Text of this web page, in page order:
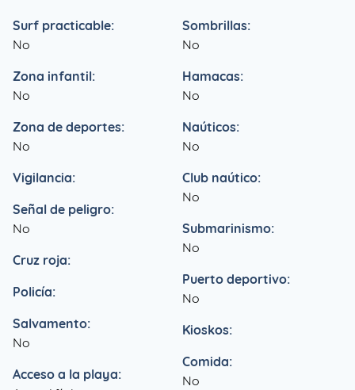
Surf practicable:
No
Zona infantil:
No
Zona de deportes:
No
Vigilancia:
Señal de peligro:
No
Cruz roja:
Policía:
Salvamento:
No
Acceso a la playa:
Sombrillas:
No
Hamacas:
No
Naúticos:
No
Club naútico:
No
Submarinismo:
No
Puerto deportivo:
No
Kioskos:
Comida:
No